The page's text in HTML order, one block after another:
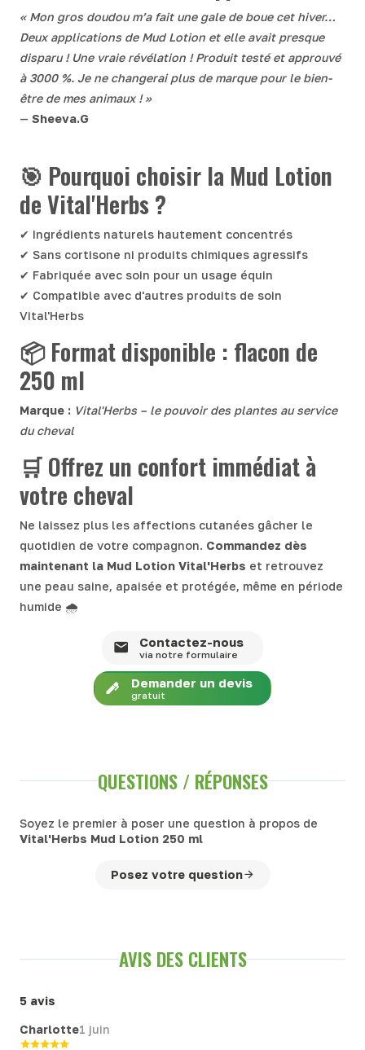
« Mon gros doudou m’a fait une gale de boue cet hiver…
Deux applications de Mud Lotion et elle avait presque
disparu ! Une vraie révélation ! Produit testé et approuvé
à 3000 %. Je ne changerai plus de marque pour le bien-
être de mes animaux ! »
— Sheeva.G
🎯 Pourquoi choisir la Mud Lotion
de Vital'Herbs ?
✔ Ingrédients naturels hautement concentrés
✔ Sans cortisone ni produits chimiques agressifs
✔ Fabriquée avec soin pour un usage équin
✔ Compatible avec d'autres produits de soin
Vital'Herbs
📦 Format disponible : flacon de
250 ml
Marque : Vital'Herbs – le pouvoir des plantes au service
du cheval
🛒 Offrez un confort immédiat à
votre cheval
Ne laissez plus les affections cutanées gâcher le
quotidien de votre compagnon. Commandez dès
maintenant la Mud Lotion Vital'Herbs et retrouvez
une peau saine, apaisée et protégée, même en période
humide 🌧️
Contactez-nous
via notre formulaire
Demander un devis
gratuit
QUESTIONS / RÉPONSES
Soyez le premier à poser une question à propos de
Vital'Herbs Mud Lotion 250 ml
Posez votre question
AVIS DES CLIENTS
5 avis
Charlotte1 juin